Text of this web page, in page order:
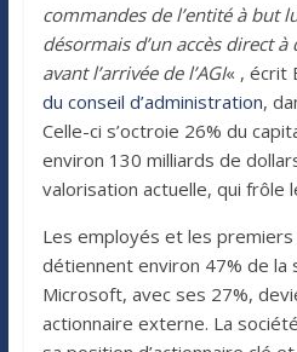
commandes de l’entité à but
désormais d’un accès direct
avant l’arrivée de l’AGI« , écrit
du conseil d’administration,
Celle-ci s’octroie 26% du
environ 130 milliards de
valorisation actuelle, qui frôle
Les employés et les
détiennent environ 47% de la
Microsoft, avec ses 27%,
actionnaire externe. La